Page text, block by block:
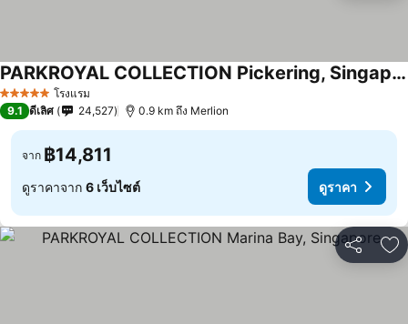
5 ดาว โรงแรม
PARKROYAL COLLECTION Pickering, Singapore
9.1 ดีเลิศ 24,527 0.9 km ถึง Merlion
จาก ฿14,811
ดูราคาจาก 6 เว็บไซต์ ดูราคา
แชร์ เ